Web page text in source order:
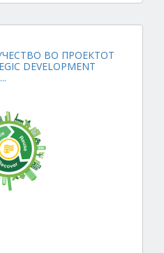
ВО ПРОЕКТОТ
DEVELOPMENT